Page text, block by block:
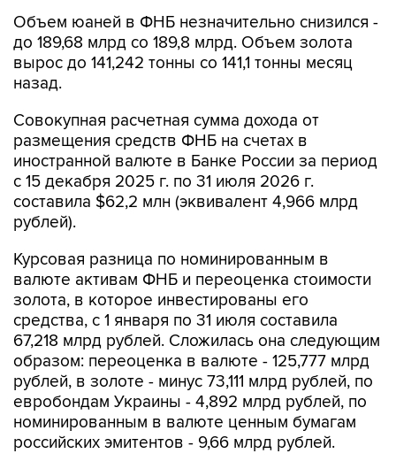
Объем юаней в ФНБ незначительно снизился -
до 189,68 млрд со 189,8 млрд. Объем золота
вырос до 141,242 тонны со 141,1 тонны месяц
назад.
Совокупная расчетная сумма дохода от
размещения средств ФНБ на счетах в
иностранной валюте в Банке России за период
с 15 декабря 2025 г. по 31 июля 2026 г.
составила $62,2 млн (эквивалент 4,966 млрд
рублей).
Курсовая разница по номинированным в
валюте активам ФНБ и переоценка стоимости
золота, в которое инвестированы его
средства, с 1 января по 31 июля составила
67,218 млрд рублей. Сложилась она следующим
образом: переоценка в валюте - 125,777 млрд
рублей, в золоте - минус 73,111 млрд рублей, по
евробондам Украины - 4,892 млрд рублей, по
номинированным в валюте ценным бумагам
российских эмитентов - 9,66 млрд рублей.